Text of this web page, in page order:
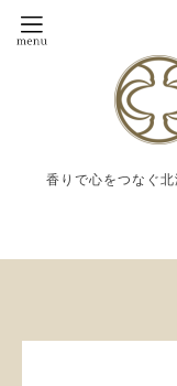
香りで心をつなぐ